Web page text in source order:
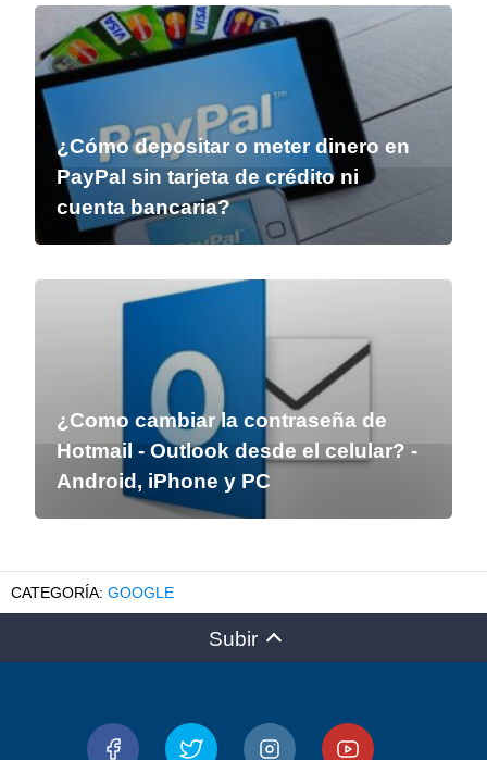
¿Cómo depositar o meter dinero en
PayPal sin tarjeta de crédito ni
cuenta bancaria?
¿Como cambiar la contraseña de
Hotmail - Outlook desde el celular? -
Android, iPhone y PC
GOOGLE
Subir